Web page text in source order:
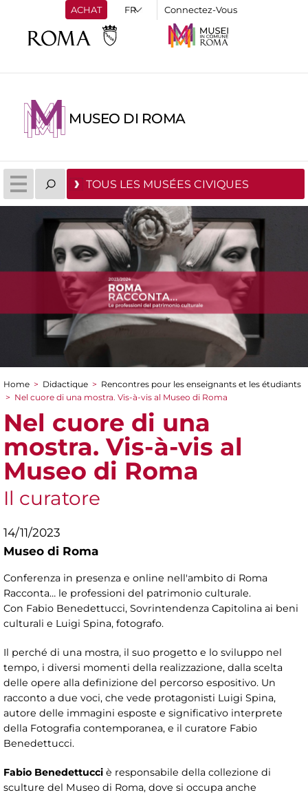
ACHAT Connectez-Vous
MUSEO DI ROMA
TOUS LES MUSÉES CIVIQUES
You are here
Home > Didactique > Rencontres pour les enseignants et les étudiants
> Nel cuore di una mostra. Vis-à-vis al Museo di Roma
Nel cuore di una
mostra. Vis-à-vis al
Museo di Roma
Il curatore
14/11/2023
Museo di Roma
Conferenza in presenza e online nell'ambito di Roma
Racconta… le professioni del patrimonio culturale.
Con Fabio Benedettucci, Sovrintendenza Capitolina ai beni
culturali e Luigi Spina, fotografo.
Il perché di una mostra, il suo progetto e lo sviluppo nel
tempo, i diversi momenti della realizzazione, dalla scelta
delle opere alla definizione del percorso espositivo. Un
racconto a due voci, che vede protagonisti Luigi Spina,
autore delle immagini esposte e significativo interprete
della Fotografia contemporanea, e il curatore Fabio
Benedettucci.
Fabio Benedettucci è responsabile della collezione di
sculture del Museo di Roma, dove si occupa anche